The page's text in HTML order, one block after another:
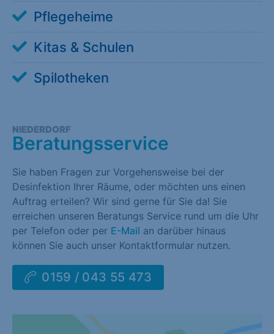
Pflegeheime
Kitas & Schulen
Spilotheken
NIEDERDORF
Beratungsservice
Sie haben Fragen zur Vorgehensweise bei der
Desinfektion Ihrer Räume, oder möchten uns einen
Auftrag erteilen? Wir sind gerne für Sie da! Sie
erreichen unseren Beratungs Service rund um die Uhr
per Telefon oder per E-Mail an darüber hinaus
können Sie auch unser Kontaktformular nutzen.
0159 / 043 55 473